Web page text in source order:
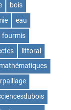
bois
eau
fourmis
littoral
mathématiques